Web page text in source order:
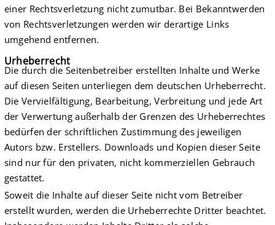
einer Rechtsverletzung nicht zumutbar. Bei Bekanntwerden
von Rechtsverletzungen werden wir derartige Links
umgehend entfernen.
Urheberrecht
Die durch die Seitenbetreiber erstellten Inhalte und Werke
auf diesen Seiten unterliegen dem deutschen Urheberrecht.
Die Vervielfältigung, Bearbeitung, Verbreitung und jede Art
der Verwertung außerhalb der Grenzen des Urheberrechtes
bedürfen der schriftlichen Zustimmung des jeweiligen
Autors bzw. Erstellers. Downloads und Kopien dieser Seite
sind nur für den privaten, nicht kommerziellen Gebrauch
gestattet.
Soweit die Inhalte auf dieser Seite nicht vom Betreiber
erstellt wurden, werden die Urheberrechte Dritter beachtet.